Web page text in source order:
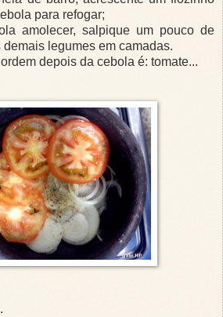
para refogar;
amolecer, salpique um pouco de
legumes em camadas.
depois da cebola é: tomate...